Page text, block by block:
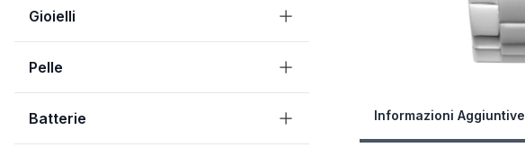
Gioielli
Pelle
Batterie Informazioni Aggiuntive